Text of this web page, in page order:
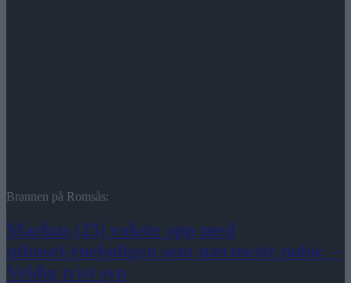
Brannen på Romsås:
Markus (25) vokste opp med
uthuset/eneboligen som nærmeste nabo: –
Veldig trist syn